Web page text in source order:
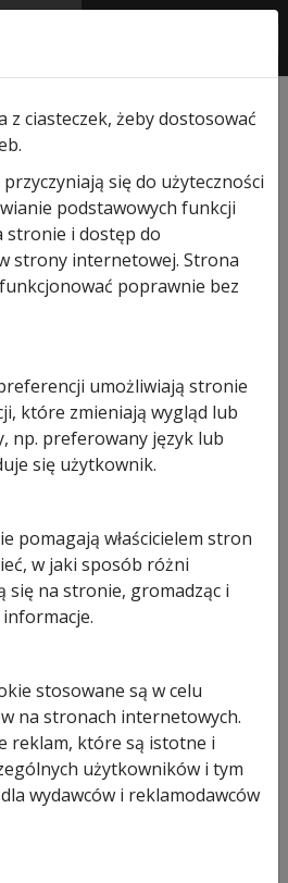
& SERWIS
/ Zapadka do przekładni
ZAK
zamówiony)
ZAK
art. nr 9021132
ciasteczek, żeby dostosować
się do użyteczności
podstawowych funkcji
stronie i dostęp do
strony internetowej. Strona
poprawnie bez
umożliwiają stronie
które zmieniają wygląd lub
np. preferowany język lub
się użytkownik.
pomagają właścicielem stron
w jaki sposób różni
się na stronie, gromadząc i
informacje.
stosowane są w celu
na stronach internetowych.
reklam, które są istotne i
użytkowników i tym
wydawców i reklamodawców